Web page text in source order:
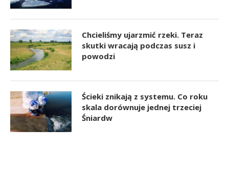
Chcieliśmy ujarzmić rzeki. Teraz
skutki wracają podczas susz i
powodzi
Ścieki znikają z systemu. Co roku
skala dorównuje jednej trzeciej
Śniardw